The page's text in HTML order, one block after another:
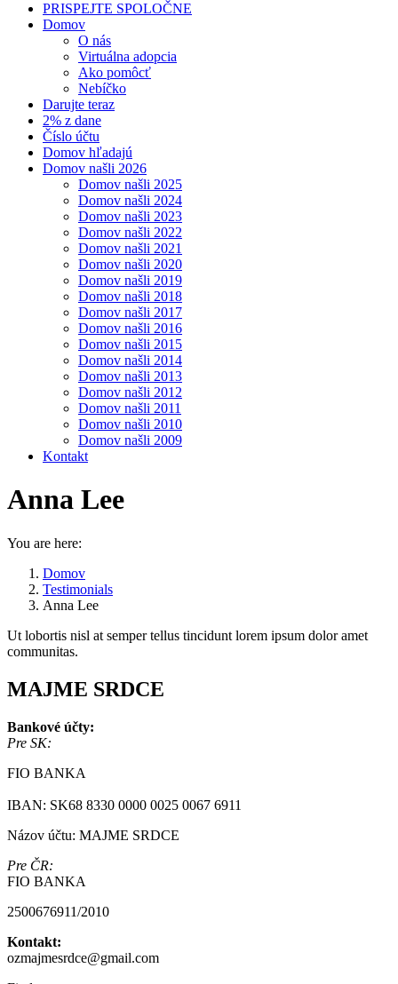
PRISPEJTE SPOLOČNE
Domov
O nás
Virtuálna adopcia
Ako pomôcť
Nebíčko
Darujte teraz
2% z dane
Číslo účtu
Domov hľadajú
Domov našli 2026
Domov našli 2025
Domov našli 2024
Domov našli 2023
Domov našli 2022
Domov našli 2021
Domov našli 2020
Domov našli 2019
Domov našli 2018
Domov našli 2017
Domov našli 2016
Domov našli 2015
Domov našli 2014
Domov našli 2013
Domov našli 2012
Domov našli 2011
Domov našli 2010
Domov našli 2009
Kontakt
Anna Lee
You are here:
Domov
Testimonials
Anna Lee
Ut lobortis nisl at semper tellus tincidunt lorem ipsum dolor amet
communitas.
MAJME SRDCE
Bankové účty:
Pre SK:
FIO BANKA
IBAN: SK68 8330 0000 0025 0067 6911
Názov účtu: MAJME SRDCE
Pre ČR:
FIO BANKA
2500676911/2010
Kontakt:
ozmajmesrdce@gmail.com